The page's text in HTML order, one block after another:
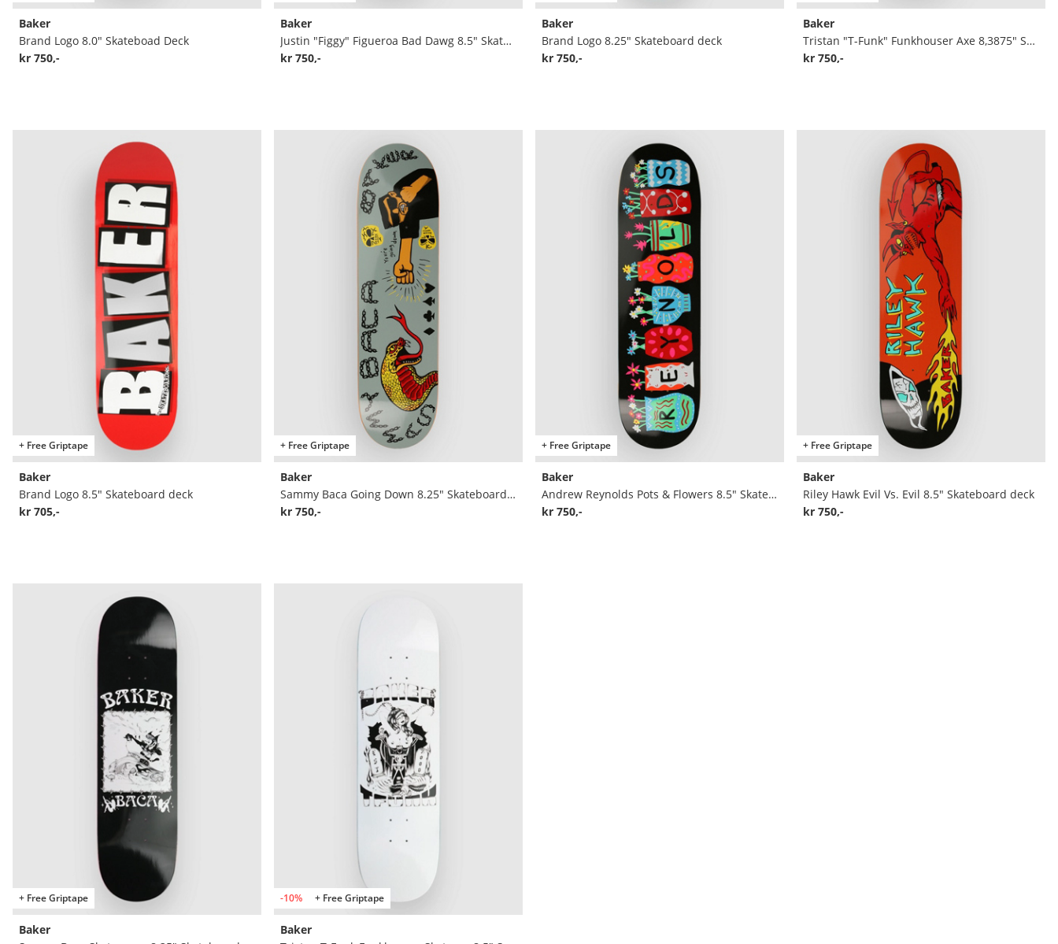
Baker
Brand Logo 8.0" Skateboad Deck
kr 750,-
Baker
Justin "Figgy" Figueroa Bad Dawg 8.5" Skateboard deck
kr 750,-
Baker
Brand Logo 8.25" Skateboard deck
kr 750,-
Baker
Tristan "T-Funk" Funkhouser Axe 8,3875" Skateboard deck
kr 750,-
+ Free Griptape
Baker
Brand Logo 8.5" Skateboard deck
kr 705,-
+ Free Griptape
Baker
Sammy Baca Going Down 8.25" Skateboard deck
kr 750,-
+ Free Griptape
Baker
Andrew Reynolds Pots & Flowers 8.5" Skateboard deck
kr 750,-
+ Free Griptape
Baker
Riley Hawk Evil Vs. Evil 8.5" Skateboard deck
kr 750,-
+ Free Griptape
Baker
-10% + Free Griptape
Baker